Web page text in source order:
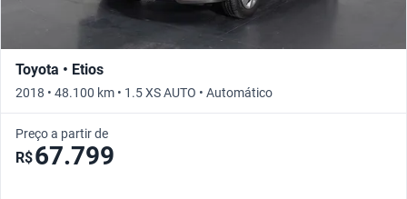
Toyota • Etios
2018 • 48.100 km • 1.5 XS AUTO • Automático
Preço a partir de
R$67.799